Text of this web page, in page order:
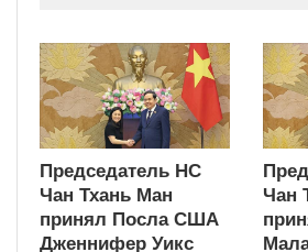
Председатель НС
Чан Тхань Ман
принял Посла США
Дженнифер Уикс
Чан